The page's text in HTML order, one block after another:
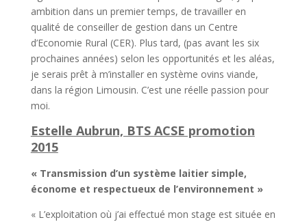
ambition dans un premier temps, de travailler en
qualité de conseiller de gestion dans un Centre
d’Economie Rural (CER). Plus tard, (pas avant les six
prochaines années) selon les opportunités et les aléas,
je serais prêt à m’installer en système ovins viande,
dans la région Limousin. C’est une réelle passion pour
moi.
Estelle Aubrun, BTS ACSE promotion
2015
« Transmission d’un système laitier simple,
économe et respectueux de l’environnement »
« L’exploitation où j’ai effectué mon stage est située en